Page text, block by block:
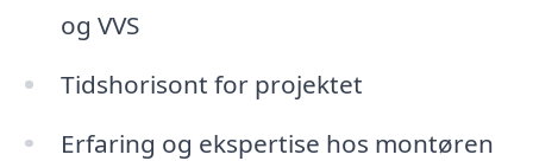
og VVS
Tidshorisont for projektet
Erfaring og ekspertise hos montøren